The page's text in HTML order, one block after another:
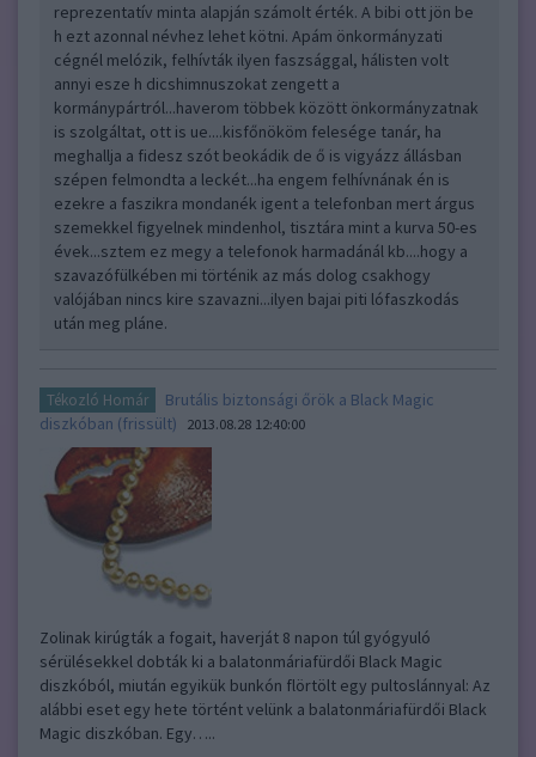
reprezentatív minta alapján számolt érték. A bibi ott jön be
h ezt azonnal névhez lehet kötni. Apám önkormányzati
cégnél melózik, felhívták ilyen faszsággal, hálisten volt
annyi esze h dicshimnuszokat zengett a
kormánypártról...haverom többek között önkormányzatnak
is szolgáltat, ott is ue....kisfőnököm felesége tanár, ha
meghallja a fidesz szót beokádik de ő is vigyázz állásban
szépen felmondta a leckét...ha engem felhívnának én is
ezekre a faszikra mondanék igent a telefonban mert árgus
szemekkel figyelnek mindenhol, tisztára mint a kurva 50-es
évek...sztem ez megy a telefonok harmadánál kb....hogy a
szavazófülkében mi történik az más dolog csakhogy
valójában nincs kire szavazni...ilyen bajai piti lófaszkodás
után meg pláne.
Tékozló Homár
Brutális biztonsági őrök a Black Magic
diszkóban (frissült)
2013.08.28 12:40:00
Zolinak kirúgták a fogait, haverját 8 napon túl gyógyuló
sérülésekkel dobták ki a balatonmáriafürdői Black Magic
diszkóból, miután egyikük bunkón flörtölt egy pultoslánnyal: Az
alábbi eset egy hete történt velünk a balatonmáriafürdői Black
Magic diszkóban. Egy…..